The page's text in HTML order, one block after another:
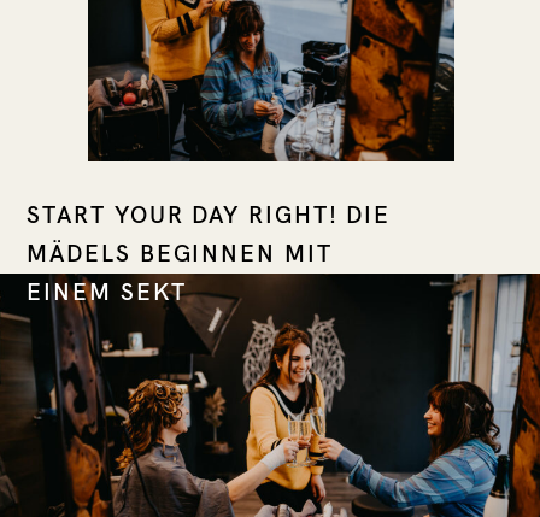
START YOUR DAY RIGHT! DIE
MÄDELS BEGINNEN MIT
EINEM SEKT